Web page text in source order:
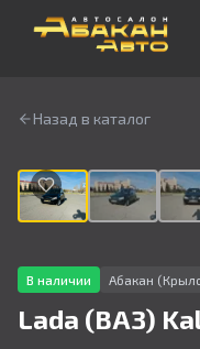
Назад в каталог
В наличии Абакан
Lada (ВАЗ)